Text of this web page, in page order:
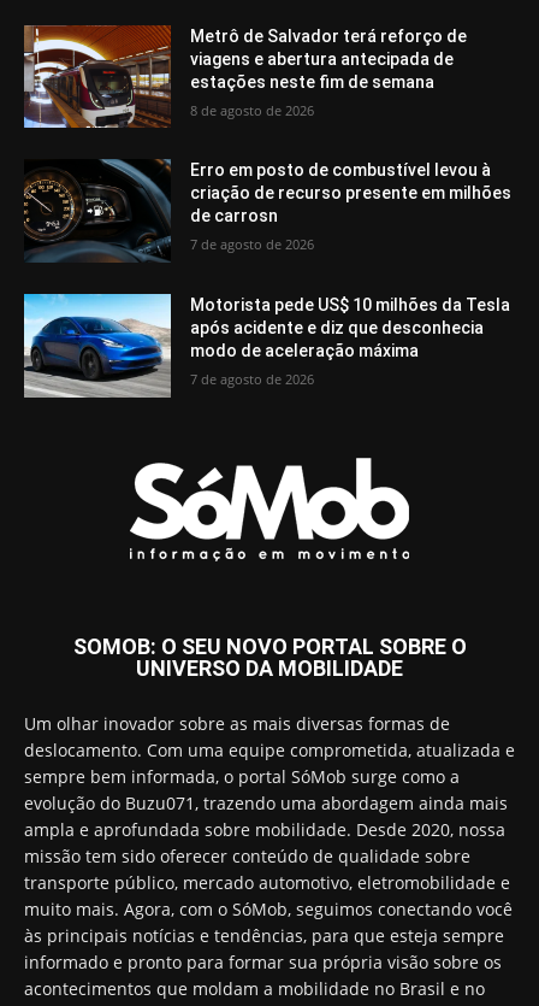
Metrô de Salvador terá reforço de
viagens e abertura antecipada de
estações neste fim de semana
8 de agosto de 2026
Erro em posto de combustível levou à
criação de recurso presente em milhões
de carrosn
7 de agosto de 2026
Motorista pede US$ 10 milhões da Tesla
após acidente e diz que desconhecia
modo de aceleração máxima
7 de agosto de 2026
SOMOB: O SEU NOVO PORTAL SOBRE O
UNIVERSO DA MOBILIDADE
Um olhar inovador sobre as mais diversas formas de
deslocamento. Com uma equipe comprometida, atualizada e
sempre bem informada, o portal SóMob surge como a
evolução do Buzu071, trazendo uma abordagem ainda mais
ampla e aprofundada sobre mobilidade. Desde 2020, nossa
missão tem sido oferecer conteúdo de qualidade sobre
transporte público, mercado automotivo, eletromobilidade e
muito mais. Agora, com o SóMob, seguimos conectando você
às principais notícias e tendências, para que esteja sempre
informado e pronto para formar sua própria visão sobre os
acontecimentos que moldam a mobilidade no Brasil e no